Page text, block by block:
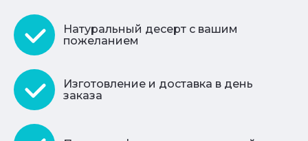
Натуральный десерт с вашим
пожеланием
Изготовление и доставка в день
заказа